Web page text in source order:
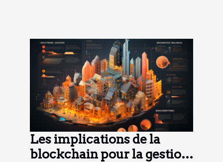
Les implications de la
blockchain pour la gestion